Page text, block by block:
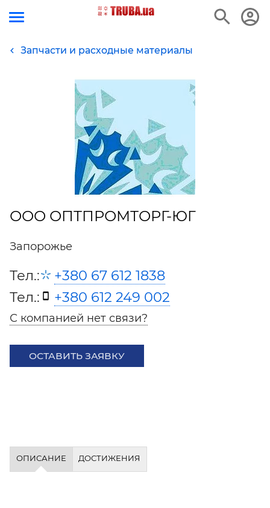
Запчасти и расходные материалы
ООО ОПТПРОМТОРГ-ЮГ
Запорожье
Тел.:
+380 67 612 1838
Тел.:
+380 612 249 002
С компанией нет связи?
ОСТАВИТЬ ЗАЯВКУ
ОПИСАНИЕ ДОСТИЖЕНИЯ